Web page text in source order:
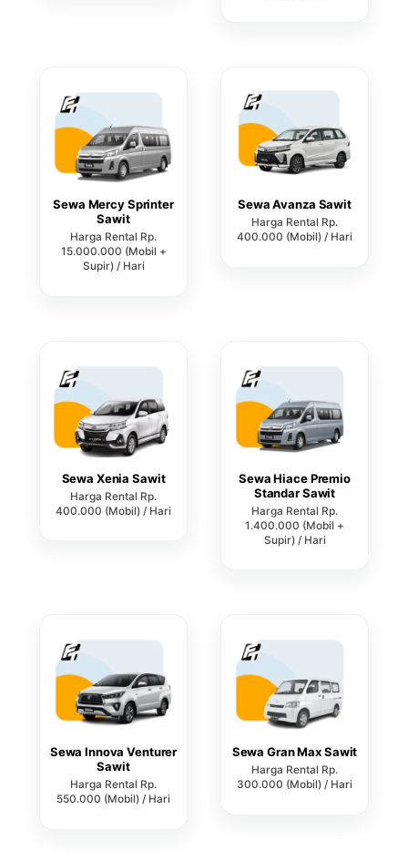
Sewa Mercy Sprinter
Sawit
Harga Rental Rp.
15.000.000 (Mobil +
Supir) / Hari
Sewa Avanza Sawit
Harga Rental Rp.
400.000 (Mobil) / Hari
Sewa Xenia Sawit
Harga Rental Rp.
400.000 (Mobil) / Hari
Sewa Hiace Premio
Standar Sawit
Harga Rental Rp.
1.400.000 (Mobil +
Supir) / Hari
Sewa Innova Venturer
Sawit
Harga Rental Rp.
550.000 (Mobil) / Hari
Sewa Gran Max Sawit
Harga Rental Rp.
300.000 (Mobil) / Hari